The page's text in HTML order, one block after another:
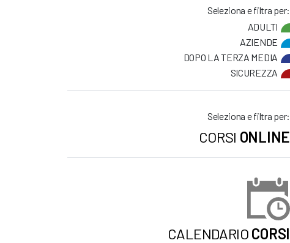
Seleziona e filtra per:
ADULTI
AZIENDE
DOPO LA TERZA MEDIA
SICUREZZA
Seleziona e filtra per:
CORSI ONLINE
CALENDARIO CORSI